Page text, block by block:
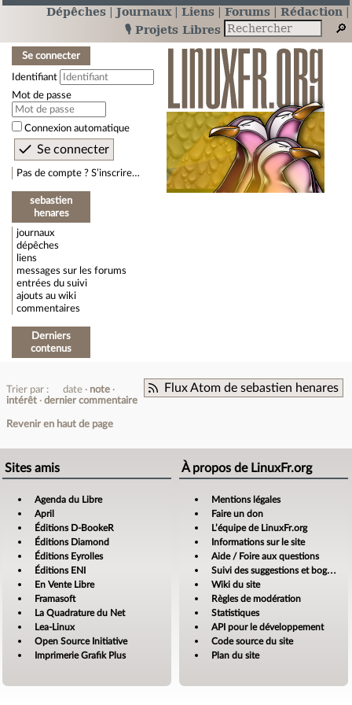
Dépêches Journaux Liens Forums
Rédaction
🎙️ Projets Libres
Se connecter
Identifiant
Mot de passe
Connexion automatique
Pas de compte ? S’inscrire…
sebastien
henares
journaux
dépêches
liens
messages sur les forums
entrées du suivi
ajouts au wiki
commentaires
Derniers
contenus
Flux Atom de sebastien henares
Trier par : date
note
intérêt
dernier commentaire
Revenir en haut de page
Sites amis
Agenda du Libre
April
Éditions D-BookeR
Éditions Diamond
Éditions Eyrolles
Éditions ENI
En Vente Libre
Framasoft
La Quadrature du Net
Lea-Linux
Open Source Initiative
Imprimerie Grafik Plus
À propos de LinuxFr.org
Mentions légales
Faire un don
L’équipe de LinuxFr.org
Informations sur le site
Aide / Foire aux questions
Suivi des suggestions et bogues
Wiki du site
Règles de modération
Statistiques
API pour le développement
Code source du site
Plan du site